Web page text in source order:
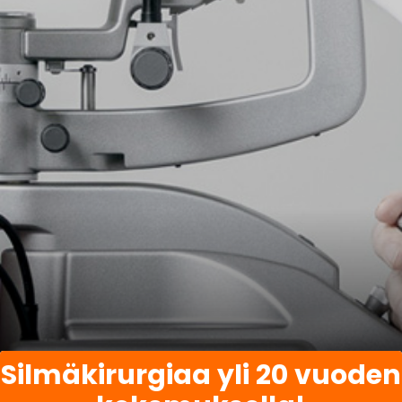
Silmäkirurgiaa yli 20 vuoden